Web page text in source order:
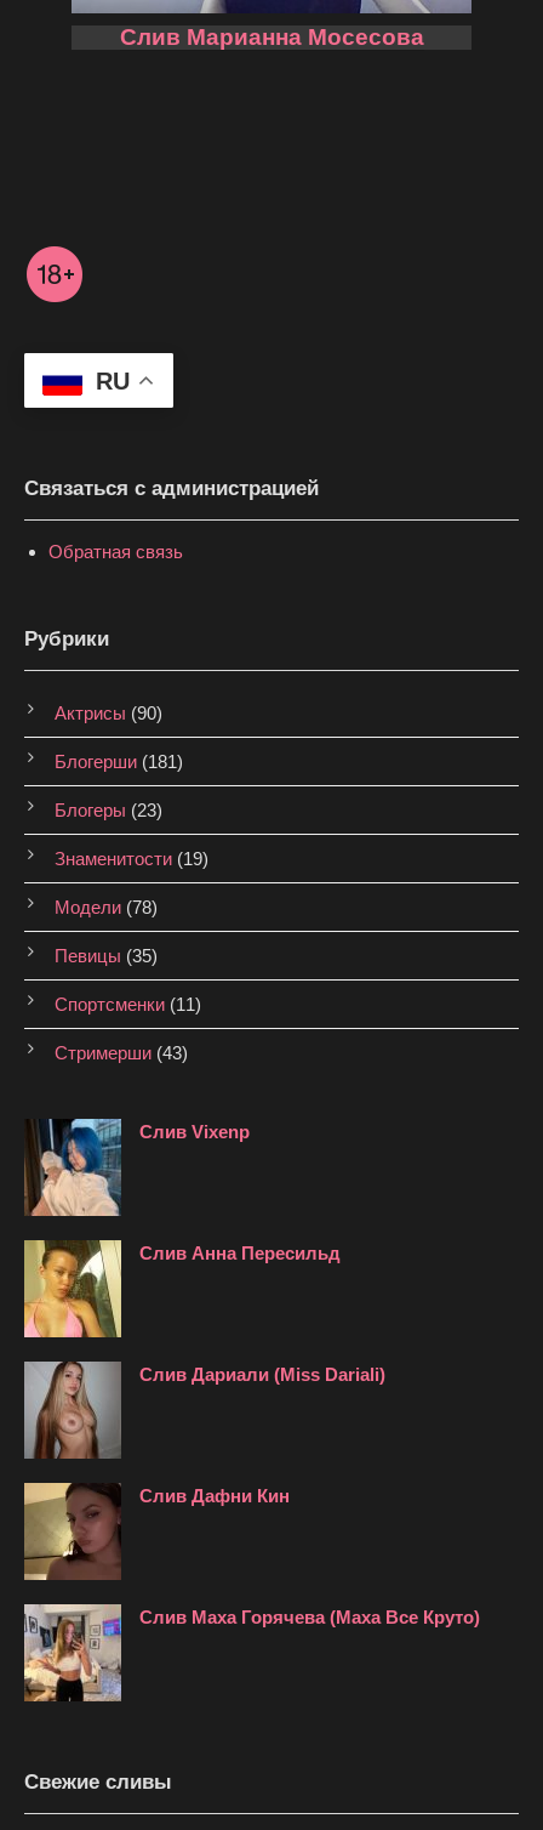
Слив Марианна Мосесова
RU
Связаться с администрацией
Обратная связь
Рубрики
Актрисы (90)
Блогерши (181)
Блогеры (23)
Знаменитости (19)
Модели (78)
Певицы (35)
Спортсменки (11)
Стримерши (43)
Слив Vixenp
Слив Анна Пересильд
Слив Дариали (Miss Dariali)
Слив Дафни Кин
Слив Маха Горячева (Маха Все Круто)
Свежие сливы